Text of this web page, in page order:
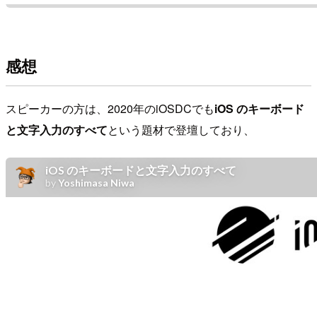
感想
スピーカーの方は、2020年のiOSDCでもiOS のキーボード
と文字入力のすべてという題材で登壇しており、